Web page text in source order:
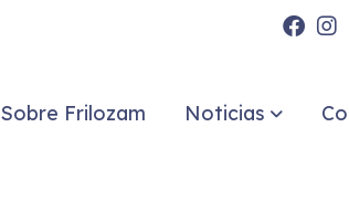
Sobre Frilozam Noticias